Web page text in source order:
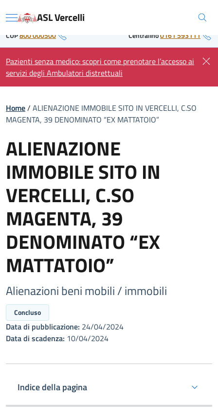
to Regione Piemonte
Menu ASL Vercelli
CUP800 000500 Centralino0161 593111
Pazienti senza medico: scopri come prenotare l’accesso ai
servizi degli Ambulatori distrettuali
Home/ ALIENAZIONE IMMOBILE SITO IN VERCELLI, C.SO
MAGENTA, 39 DENOMINATO “EX MATTATOIO”
ALIENAZIONE
IMMOBILE SITO IN
VERCELLI, C.SO
MAGENTA, 39
DENOMINATO “EX
MATTATOIO”
Alienazioni beni mobili / immobili
Concluso
Data di pubblicazione: 24/04/2024
Data di scadenza: 10/04/2024
Indice della pagina